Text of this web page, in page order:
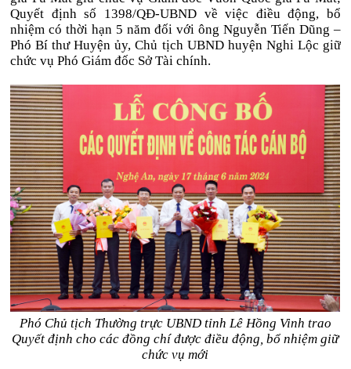
Quyết định số 1398/QĐ-UBND về việc điều động, bổ
nhiệm có thời hạn 5 năm đối với ông Nguyễn Tiến Dũng –
Phó Bí thư Huyện ủy, Chủ tịch UBND huyện Nghi Lộc giữ
chức vụ Phó Giám đốc Sở Tài chính.
Phó Chủ tịch Thường trực UBND tỉnh Lê Hồng Vinh trao
Quyết định cho các đồng chí được điều động, bổ nhiệm giữ
chức vụ mới